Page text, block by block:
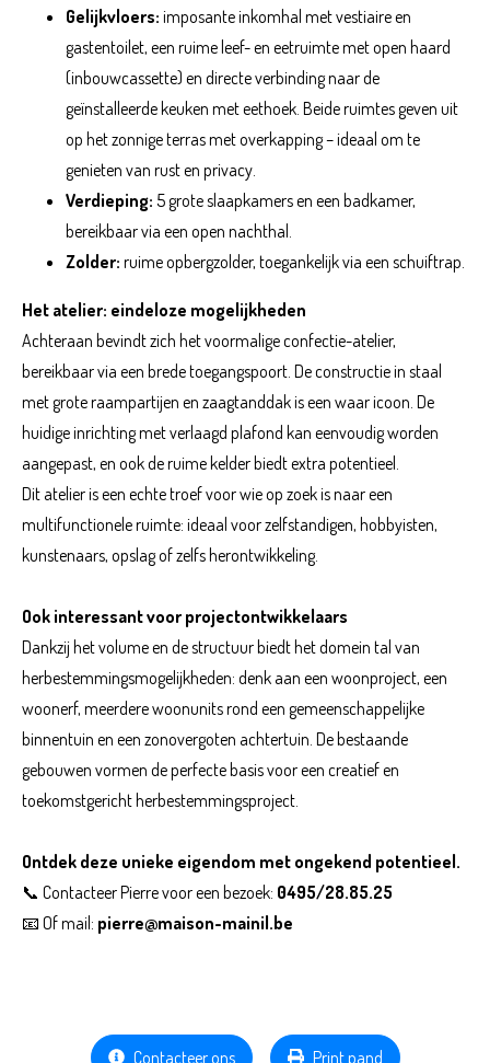
Gelijkvloers: imposante inkomhal met vestiaire en
gastentoilet, een ruime leef- en eetruimte met open haard
(inbouwcassette) en directe verbinding naar de
geïnstalleerde keuken met eethoek. Beide ruimtes geven uit
op het zonnige terras met overkapping – ideaal om te
genieten van rust en privacy.
Verdieping: 5 grote slaapkamers en een badkamer,
bereikbaar via een open nachthal.
Zolder: ruime opbergzolder, toegankelijk via een schuiftrap.
Het atelier: eindeloze mogelijkheden
Achteraan bevindt zich het voormalige confectie-atelier,
bereikbaar via een brede toegangspoort. De constructie in staal
met grote raampartijen en zaagtanddak is een waar icoon. De
huidige inrichting met verlaagd plafond kan eenvoudig worden
aangepast, en ook de ruime kelder biedt extra potentieel.
Dit atelier is een echte troef voor wie op zoek is naar een
multifunctionele ruimte: ideaal voor zelfstandigen, hobbyisten,
kunstenaars, opslag of zelfs herontwikkeling.
Ook interessant voor projectontwikkelaars
Dankzij het volume en de structuur biedt het domein tal van
herbestemmingsmogelijkheden: denk aan een woonproject, een
woonerf, meerdere woonunits rond een gemeenschappelijke
binnentuin en een zonovergoten achtertuin. De bestaande
gebouwen vormen de perfecte basis voor een creatief en
toekomstgericht herbestemmingsproject.
Ontdek deze unieke eigendom met ongekend potentieel.
📞 Contacteer Pierre voor een bezoek: 0495/28.85.25
📧 Of mail: pierre@maison-mainil.be
Contacteer ons Print pand